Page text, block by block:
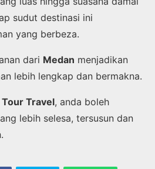
sudut destinasi ini
yang berbeza.
dari Medan menjadikan
lebih lengkap dan bermakna.
Travel, anda boleh
lebih selesa, tersusun dan